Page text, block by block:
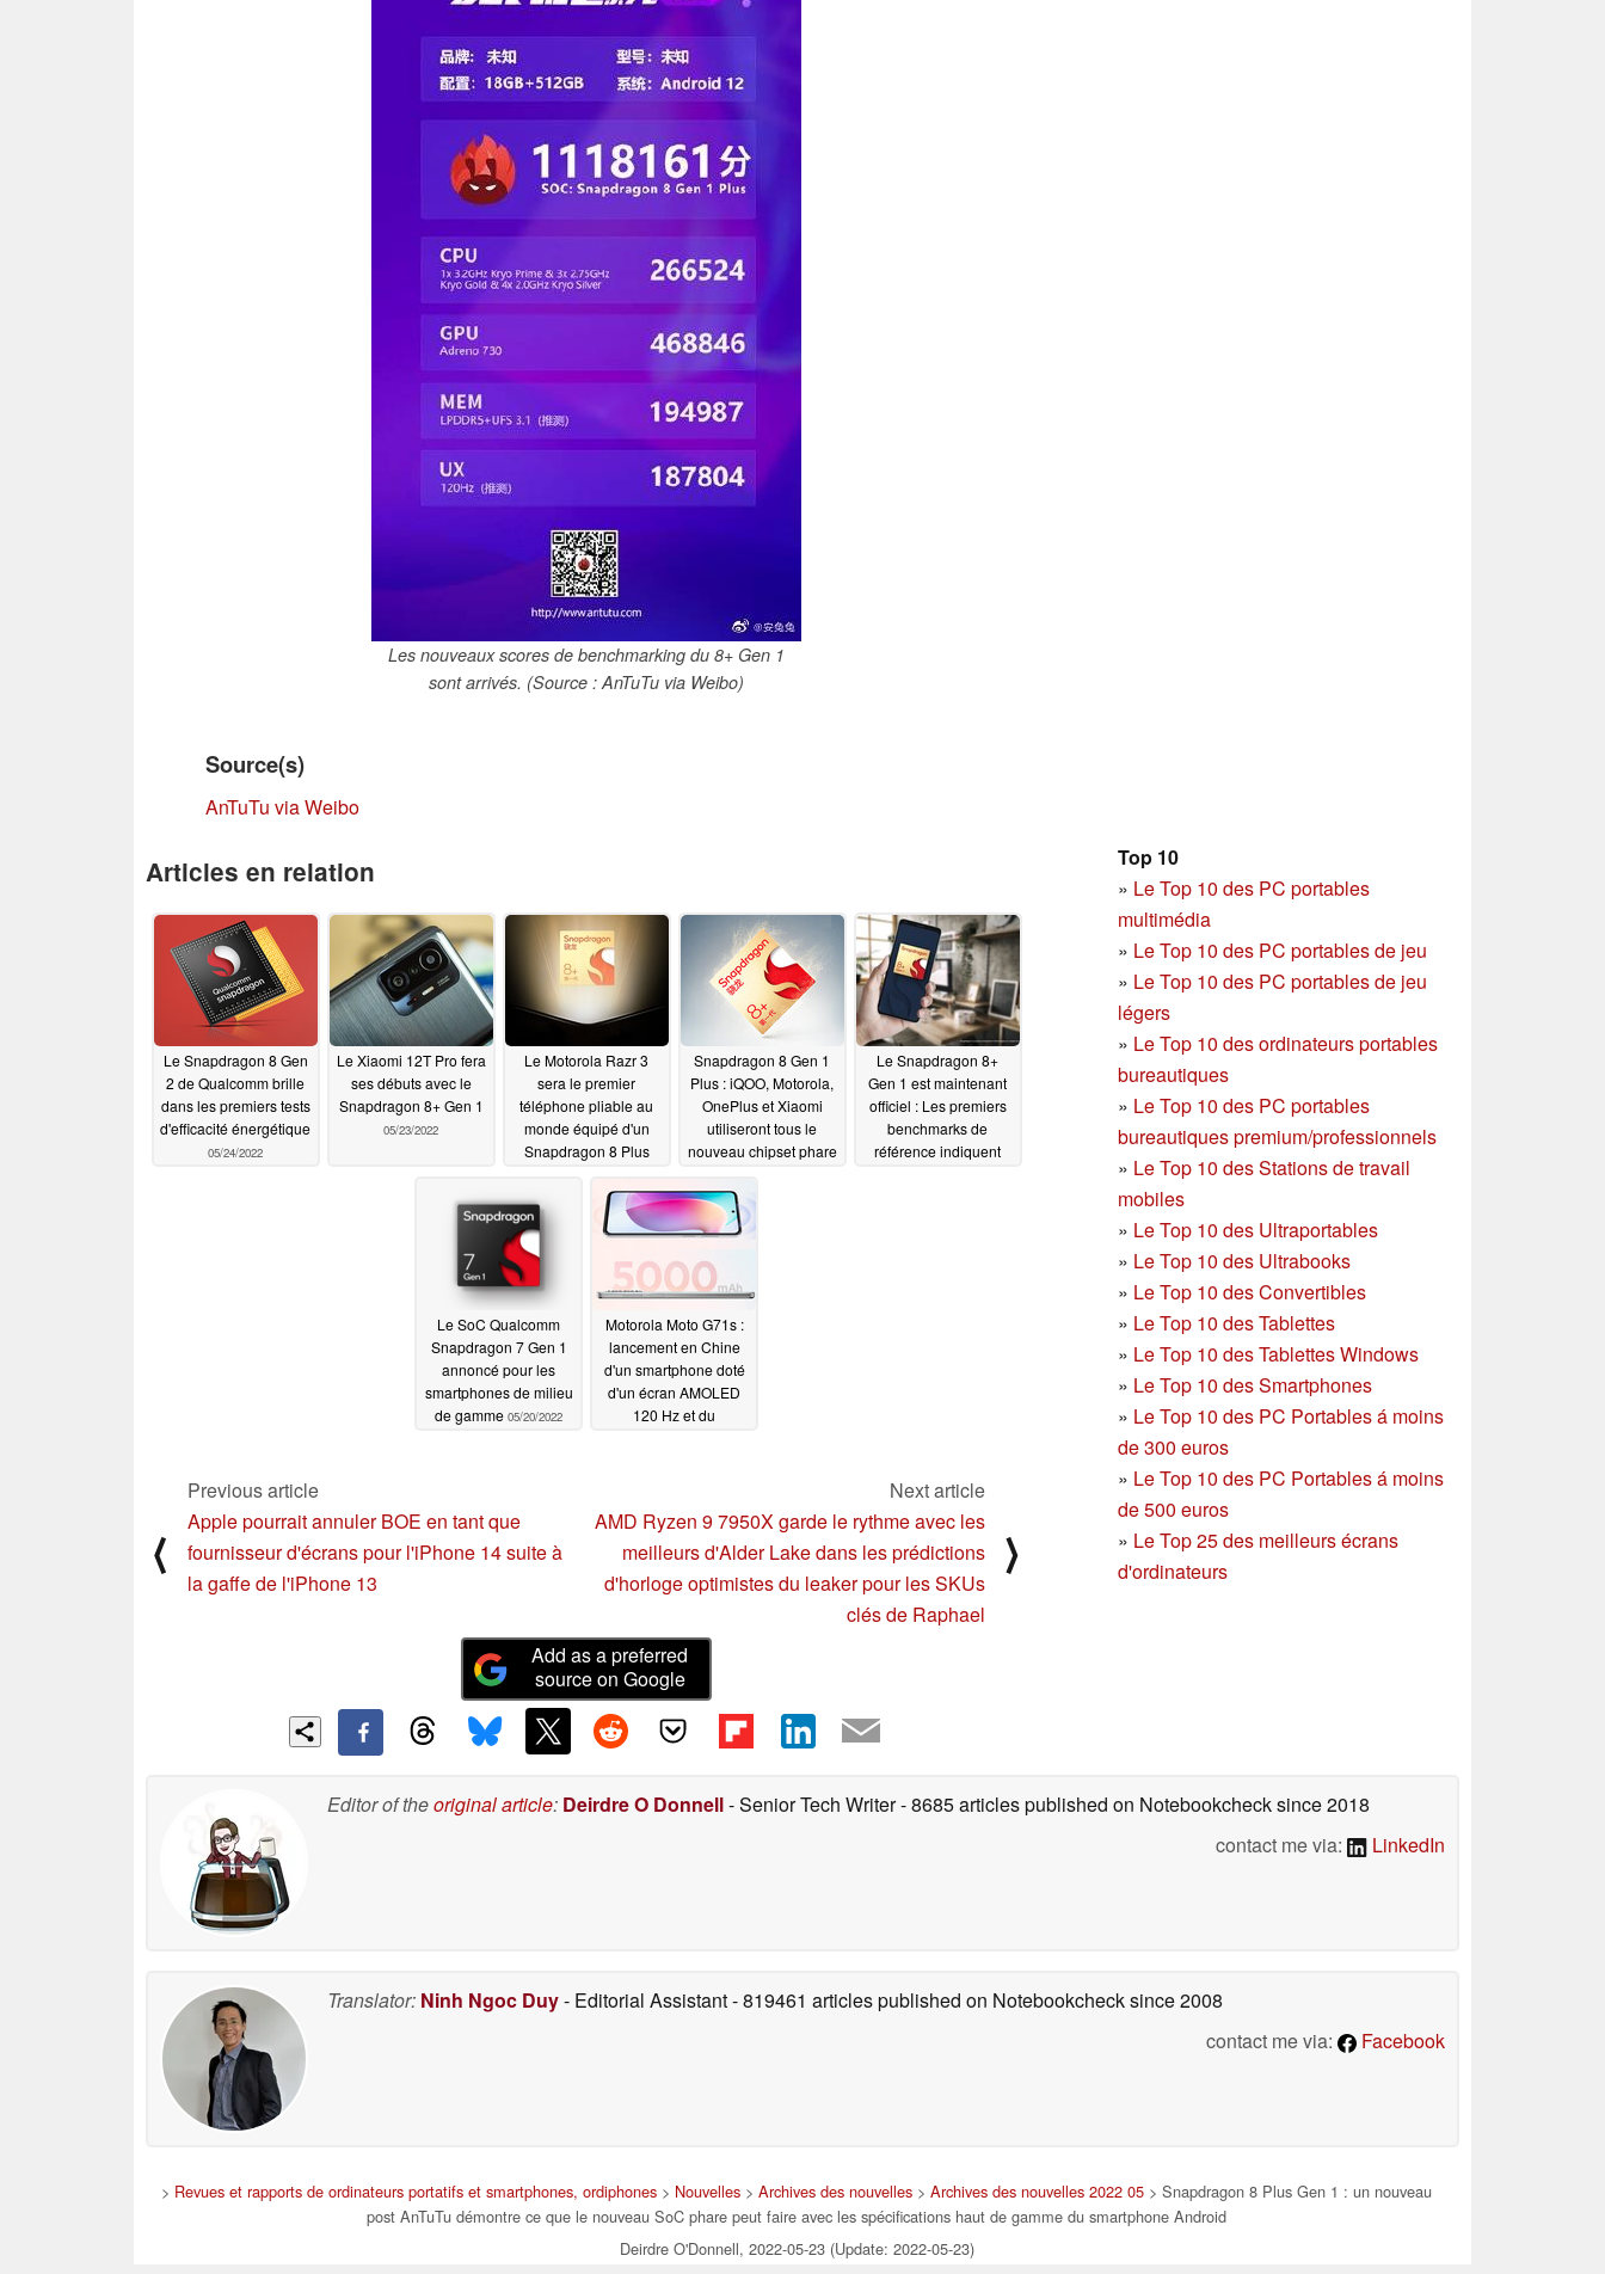
Les nouveaux scores de benchmarking du 8+ Gen 1
sont arrivés. (Source : AnTuTu via Weibo)
Source(s)
AnTuTu via Weibo
Top 10
» Le Top 10 des PC portables
multimédia
» Le Top 10 des PC portables de jeu
» Le Top 10 des PC portables de jeu
légers
» Le Top 10 des ordinateurs portables
bureautiques
» Le Top 10 des PC portables
bureautiques premium/professionnels
» Le Top 10 des Stations de travail
mobiles
» Le Top 10 des Ultraportables
» Le Top 10 des Ultrabooks
» Le Top 10 des Convertibles
» Le Top 10 des Tablettes
» Le Top 10 des Tablettes Windows
» Le Top 10 des Smartphones
» Le Top 10 des PC Portables á moins
de 300 euros
» Le Top 10 des PC Portables á moins
de 500 euros
» Le Top 25 des meilleurs écrans
d'ordinateurs
Articles en relation
Le Snapdragon 8 Gen
2 de Qualcomm brille
dans les premiers tests
d'efficacité énergétique
05/24/2022
Le Xiaomi 12T Pro fera
ses débuts avec le
Snapdragon 8+ Gen 1
05/23/2022
Le Motorola Razr 3
sera le premier
téléphone pliable au
monde équipé d'un
Snapdragon 8 Plus
Snapdragon 8 Gen 1
Plus : iQOO, Motorola,
OnePlus et Xiaomi
utiliseront tous le
nouveau chipset phare
que le Realme GT2
Master Exploration
Edition impressionne
dans AnTuTu
Le Snapdragon 8+
Gen 1 est maintenant
officiel : Les premiers
benchmarks de
référence indiquent
Le SoC Qualcomm
Snapdragon 7 Gen 1
annoncé pour les
smartphones de milieu
de gamme 05/20/2022
Motorola Moto G71s :
lancement en Chine
d'un smartphone doté
d'un écran AMOLED
120 Hz et du
⟨
Previous article
Apple pourrait annuler BOE en tant que
fournisseur d'écrans pour l'iPhone 14 suite à
la gaffe de l'iPhone 13
Next article
AMD Ryzen 9 7950X garde le rythme avec les
meilleurs d'Alder Lake dans les prédictions
d'horloge optimistes du leaker pour les SKUs
clés de Raphael
⟩
Add as a preferred
source on Google
Editor of theoriginal article: Deirdre O Donnell- Senior Tech Writer- 8685 articles published on Notebookchecksince 2018
contact me via:
LinkedIn
Translator: Ninh Ngoc Duy- Editorial Assistant- 819461 articles published on Notebookchecksince 2008
contact me via:
Facebook
> Revues et rapports de ordinateurs portatifs et smartphones, ordiphones > Nouvelles > Archives des nouvelles > Archives des nouvelles 2022 05 > Snapdragon 8 Plus Gen 1 : un nouveau
post AnTuTu démontre ce que le nouveau SoC phare peut faire avec les spécifications haut de gamme du smartphone Android
Deirdre O'Donnell, 2022-05-23 (Update: 2022-05-23)